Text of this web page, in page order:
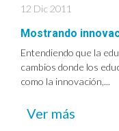
12 Dic 2011
Mostrando
Entendiendo que la
cambios donde los
como la innovación,...
Ver más